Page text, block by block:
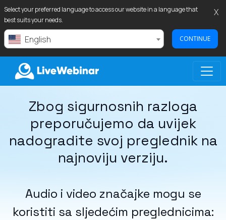
Select your preferred language to access our website in a language that
best suits your needs.
English CONTINUE
X
LIVEWEBINAR.COM
Zbog sigurnosnih razloga
preporučujemo da uvijek
nadogradite svoj preglednik na
najnoviju verziju.
Audio i video značajke mogu se
koristiti sa sljedećim preglednicima: